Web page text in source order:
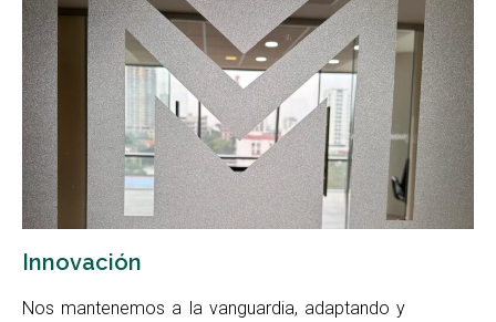
Innovación
Nos mantenemos a la vanguardia, adaptando y